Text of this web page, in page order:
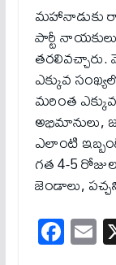
మహానాడుకు
పార్టీ
ఎక్కువ
మరింత
అభిమానులు,
ఎలాంటి
గత 4-5
జెండాలు,
FaE